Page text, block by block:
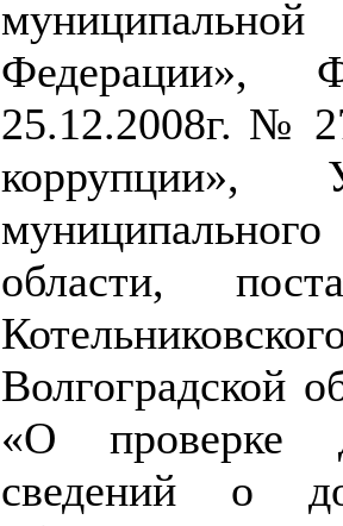
Федерации»,
25.12.2008г. №
коррупции»,
области,
Волгоградской
«О проверке
сведений о